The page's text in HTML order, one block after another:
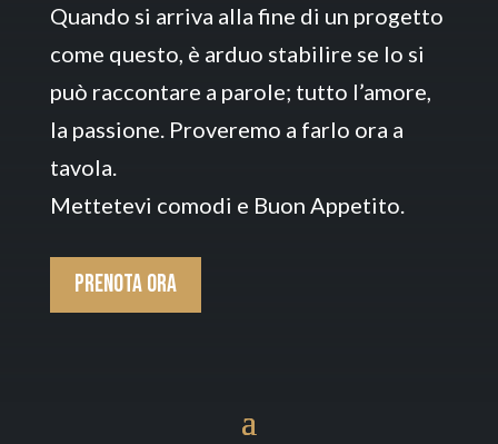
Quando si arriva alla fine di un progetto
come questo, è arduo stabilire se lo si
può raccontare a parole; tutto l’amore,
la passione. Proveremo a farlo ora a
tavola.
Mettetevi comodi e Buon Appetito.
Prenota ora